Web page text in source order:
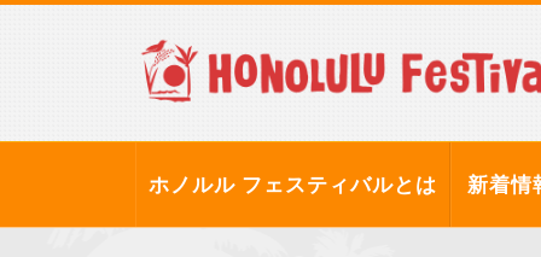
ホノルル フェスティバルとは 新着情